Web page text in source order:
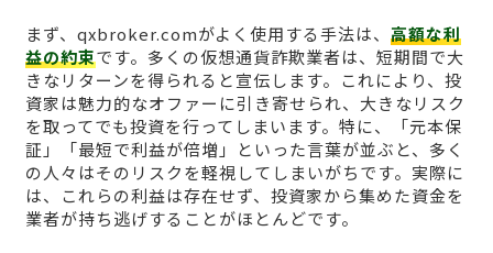
まず、qxbroker.comがよく使用する手法は、 高額な利
益の約束です。多くの仮想通貨詐欺業者は、短期間で大
きなリターンを得られると宣伝します。これにより、投
資家は魅力的なオファーに引き寄せられ、大きなリスク
を取ってでも投資を行ってしまいます。特に、「元本保
証」「最短で利益が倍増」といった言葉が並ぶと、多く
の人々はそのリスクを軽視してしまいがちです。実際に
は、これらの利益は存在せず、投資家から集めた資金を
業者が持ち逃げすることがほとんどです。